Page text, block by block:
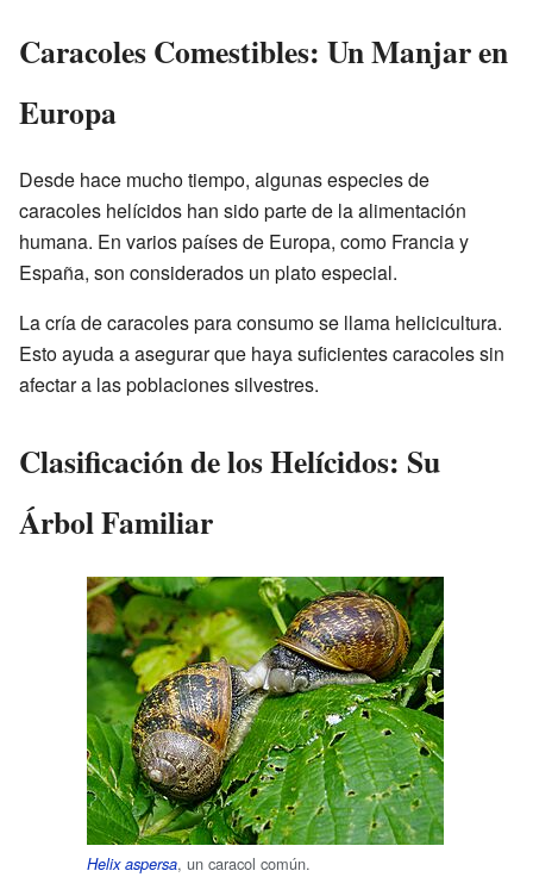
Caracoles Comestibles: Un Manjar en
Europa
Desde hace mucho tiempo, algunas especies de
caracoles helícidos han sido parte de la alimentación
humana. En varios países de Europa, como Francia y
España, son considerados un plato especial.
La cría de caracoles para consumo se llama helicicultura.
Esto ayuda a asegurar que haya suficientes caracoles sin
afectar a las poblaciones silvestres.
Clasificación de los Helícidos: Su
Árbol Familiar
Helix aspersa, un caracol común.